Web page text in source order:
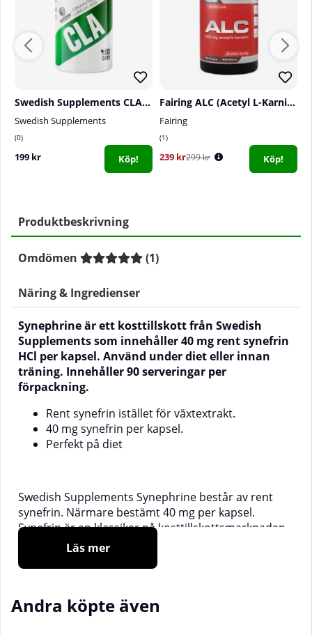
Swedish Supplements CLA, 90 caps
Swedish Supplements
0
199 kr Köp!
Fairing ALC (Acetyl L-Karnitin), 90 caps
Fairing
1
239 kr299 kr Köp!
Produktbeskrivning
Omdömen (1)
Näring & Ingredienser
Synephrine är ett kosttillskott från Swedish
Supplements som innehåller 40 mg rent synefrin
HCl per kapsel. Använd under diet eller innan
träning. Innehåller 90 serveringar per
förpackning.
Rent synefrin istället för växtextrakt.
40 mg synefrin per kapsel.
Perfekt på diet
Swedish Supplements Synephrine består av rent
synefrin. Närmare bestämt 40 mg per kapsel.
Synefrin är en klassiker på kosttillskottsmarknaden,
som ofta används under deff och
att använda på morgonen innan cardio eller innan
Varje kapsel av Swedish Supplements Synephrine
Läs mer
Andra köpte även